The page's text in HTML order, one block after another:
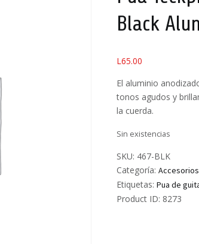
Black
L65.00
El aluminio
tonos agudos y
la cuerda.
Sin existencias
SKU: 467-BLK
Categoría:
Etiquetas: Pua de
Product ID: 8273